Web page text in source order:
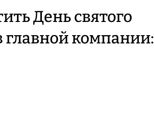
День святого
главной компании: